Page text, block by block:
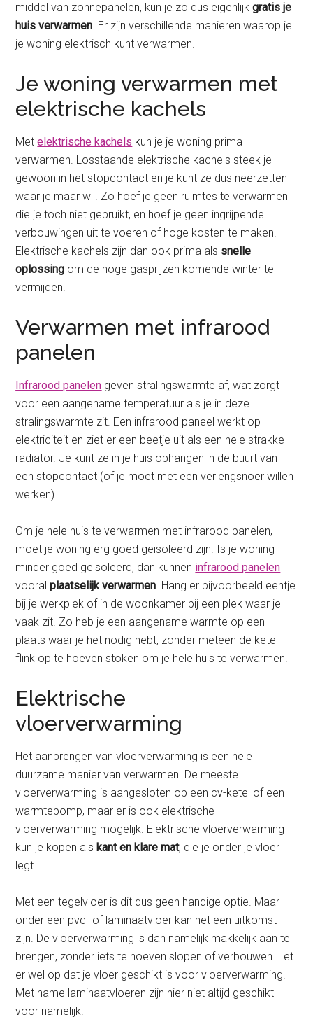
middel van zonnepanelen, kun je zo dus eigenlijkgratis je
huis verwarmen. Er zijn verschillende manieren waarop je
je woning elektrisch kunt verwarmen.
Je woning verwarmen met
elektrische kachels
Metelektrische kachels kun je je woning prima
verwarmen. Losstaande elektrische kachels steek je
gewoon in het stopcontact en je kunt ze dus neerzetten
waar je maar wil. Zo hoef je geen ruimtes te verwarmen
die je toch niet gebruikt, en hoef je geen ingrijpende
verbouwingen uit te voeren of hoge kosten te maken.
Elektrische kachels zijn dan ook prima als snelle
oplossing om de hoge gasprijzen komende winter te
vermijden.
Verwarmen met infrarood
panelen
Infrarood panelen geven stralingswarmte af, wat zorgt
voor een aangename temperatuur als je in deze
stralingswarmte zit. Een infrarood paneel werkt op
elektriciteit en ziet er een beetje uit als een hele strakke
radiator. Je kunt ze in je huis ophangen in de buurt van
een stopcontact (of je moet met een verlengsnoer willen
werken).
Om je hele huis te verwarmen met infrarood panelen,
moet je woning erg goed geïsoleerd zijn. Is je woning
minder goed geïsoleerd, dan kunnen infrarood panelen
vooralplaatselijk verwarmen. Hang er bijvoorbeeld eentje
bij je werkplek of in de woonkamer bij een plek waar je
vaak zit. Zo heb je een aangename warmte op een
plaats waar je het nodig hebt, zonder meteen de ketel
flink op te hoeven stoken om je hele huis te verwarmen.
Elektrische
vloerverwarming
Het aanbrengen van vloerverwarming is een hele
duurzame manier van verwarmen. De meeste
vloerverwarming is aangesloten op een cv-ketel of een
warmtepomp, maar er is ook elektrische
vloerverwarming mogelijk. Elektrische vloerverwarming
kun je kopen als kant en klare mat, die je onder je vloer
legt.
Met een tegelvloer is dit dus geen handige optie. Maar
onder een pvc- of laminaatvloer kan het een uitkomst
zijn. De vloerverwarming is dan namelijk makkelijk aan te
brengen, zonder iets te hoeven slopen of verbouwen. Let
er wel op dat je vloer geschikt is voor vloerverwarming.
Met name laminaatvloeren zijn hier niet altijd geschikt
voor namelijk.